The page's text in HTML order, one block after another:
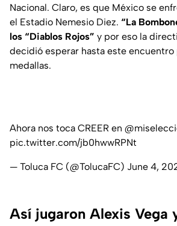
Nacional. Claro, es que México se
el Estadio Nemesio Diez. “La
los “Diablos Rojos” y por eso la
decidió esperar hasta este encuentro
medallas.
Ahora nos toca CREER en
pic.twitter.com/jb0hwwRPNt
— Toluca FC (@TolucaFC) June 4,
Así jugaron Alexis Vega